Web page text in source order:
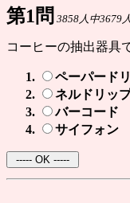
第1問 3858人中3679
コーヒーの抽出器具
ペーパード
ネルドリッ
バーコード
サイフォン